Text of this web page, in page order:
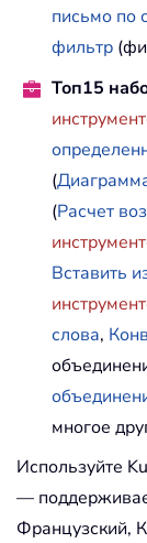
письмо по
фильтр
Топ15
(
(Расчет
Вставить
слова,
многое
Используйте
—
Французский,